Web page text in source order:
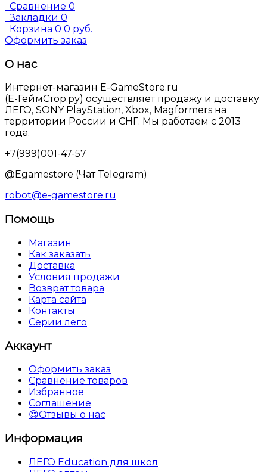
Сравнение 0
Закладки 0
Корзина 0 0 руб.
Оформить заказ
О нас
Интернет-магазин E-GameStore.ru
(Е-ГеймСтор.ру) осуществляет продажу и доставку
ЛЕГО, SONY PlayStation, Xbox, Magformers на
территории России и СНГ. Мы работаем с 2013
года.
+7(999)001-47-57
@Egamestore (Чат Telegram)
robot@e-gamestore.ru
Помощь
Магазин
Как заказать
Доставка
Условия продажи
Возврат товара
Карта сайта
Контакты
Серии лего
Аккаунт
Оформить заказ
Сравнение товаров
Избранное
Соглашение
😍Отзывы о нас
Информация
ЛЕГО Education для школ